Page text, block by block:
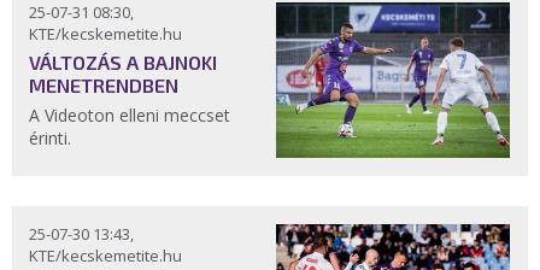
25-07-31 08:30,
KTE/kecskemetite.hu
VÁLTOZÁS A BAJNOKI
MENETRENDBEN
A Videoton elleni meccset
érinti.
25-07-30 13:43,
KTE/kecskemetite.hu